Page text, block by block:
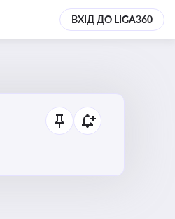
ВХІД ДО LIGA360